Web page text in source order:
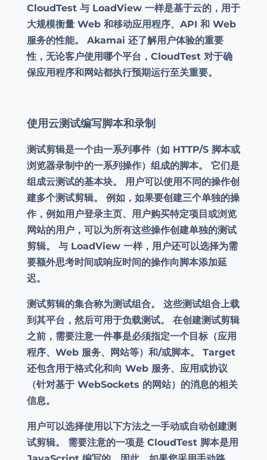
CloudTest 与 LoadView 一样是基于云的，用于
大规模衡量 Web 和移动应用程序、API 和 Web
服务的性能。 Akamai 还了解用户体验的重要
性，无论客户使用哪个平台，CloudTest 对于确
保应用程序和网站都执行预期运行至关重要。
使用云测试编写脚本和录制
测试剪辑是一个由一系列事件（如 HTTP/S 脚本或
浏览器录制中的一系列操作）组成的脚本。 它们是
组成云测试的基本块。 用户可以使用不同的操作创
建多个测试剪辑。 例如，如果要创建三个单独的操
作，例如用户登录主页、用户购买特定项目或浏览
网站的用户，可以为所有这些操作创建单独的测试
剪辑。 与 LoadView 一样，用户还可以选择为需
要额外思考时间或响应时间的操作向脚本添加延
迟。
测试剪辑的集合称为测试组合。 这些测试组合上载
到其平台，然后可用于负载测试。 在创建测试剪辑
之前，需要注意一件事是必须指定一个目标（应用
程序、Web 服务、网站等）和/或脚本。 Target
还包含用于格式化和向 Web 服务、应用或协议
（针对基于 WebSockets 的网站）的消息的相关
信息。
用户可以选择使用以下方法之一手动或自动创建测
试剪辑。 需要注意的一项是 CloudTest 脚本是用